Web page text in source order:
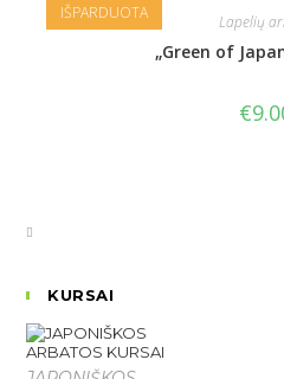
IŠPARDUOTA Lapelių
„Green of
€
KURSAI